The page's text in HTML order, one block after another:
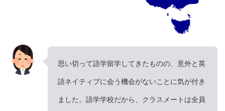
思い切って語学留学してきたものの、意外と英
語ネイティブに会う機会がないことに気が付き
ました。語学学校だから、クラスメートは全員